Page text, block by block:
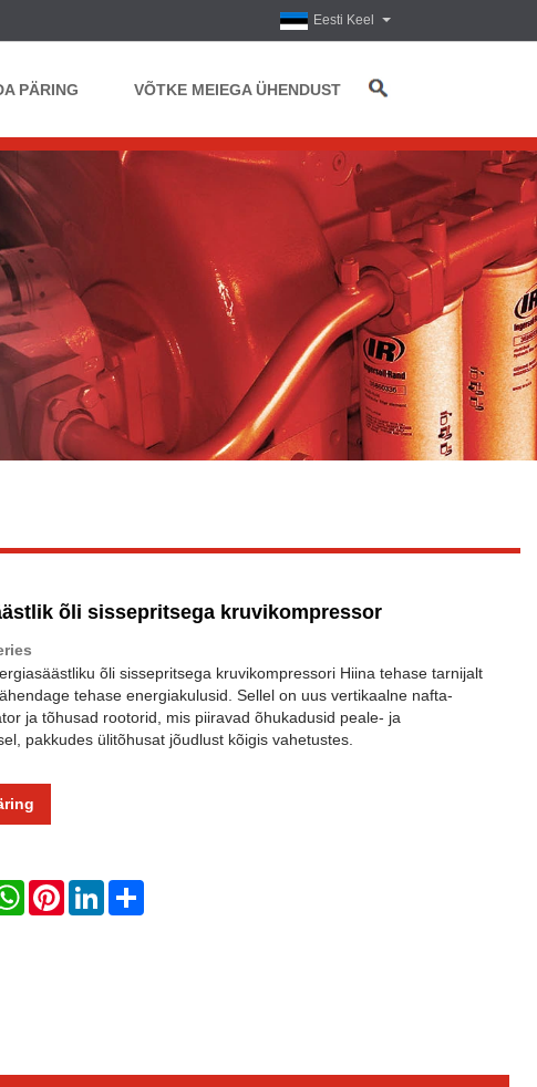
Eesti Keel
PÄRING VÕTKE MEIEGA ÜHENDUST
õli sissepritsega kruvikompressor
õli sissepritsega kruvikompressori Hiina tehase tarnijalt
tehase energiakulusid. Sellel on uus vertikaalne nafta-
ja tõhusad rootorid, mis piiravad õhukadusid peale- ja
pakkudes ülitõhusat jõudlust kõigis vahetustes.
WhatsAppPinterestLinkedInShare